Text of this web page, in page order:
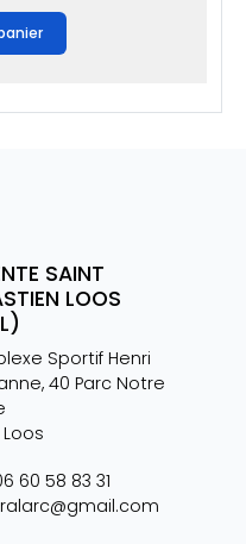
SAINT
LOOS
Sportif Henri
40 Parc Notre
Loos
60 58 83 31